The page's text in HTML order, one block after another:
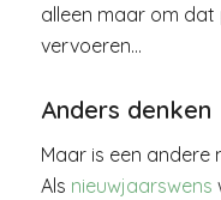
alleen maar om
vervoeren…
Anders denken
Maar is een andere
Als nieuwjaarswens